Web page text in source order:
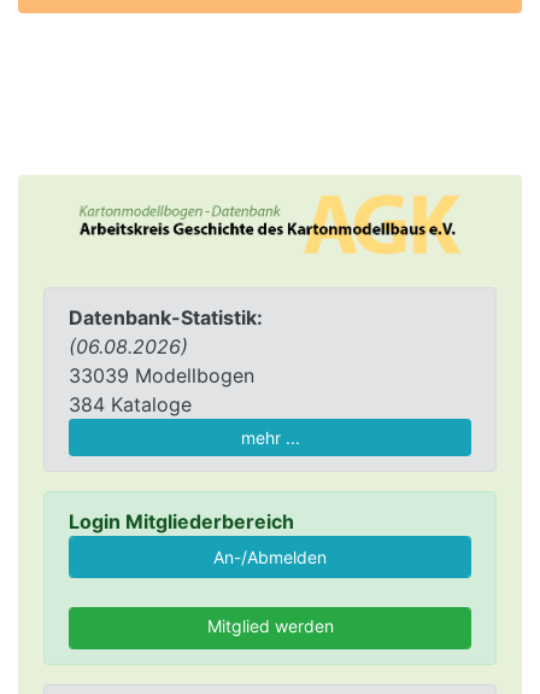
Datenbank-Statistik:
(06.08.2026)
33039 Modellbogen
384 Kataloge
mehr ...
Login Mitgliederbereich
Mitglied werden